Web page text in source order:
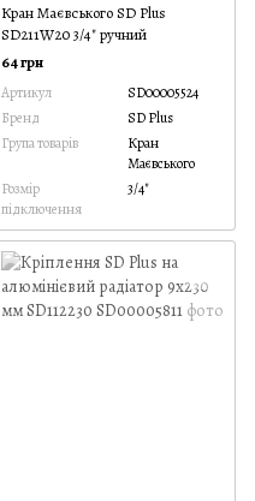
Кран Маєвського SD Plus
SD211W20 3/4" ручний
64 грн
Артикул
SD00005524
Бренд
SD Plus
Група товарів
Кран
Маєвського
Розмір
підключення
3/4"